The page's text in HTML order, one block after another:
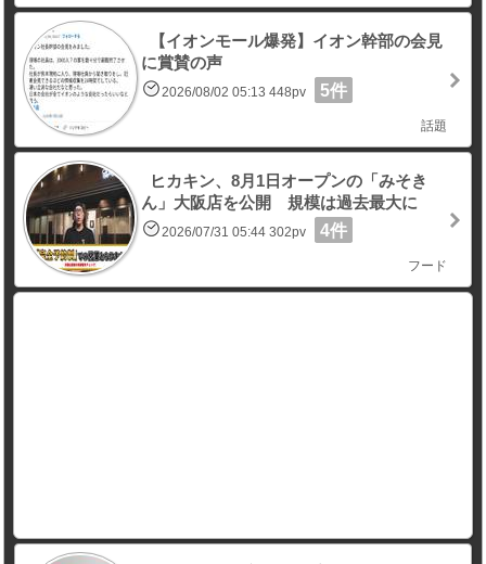
【イオンモール爆発】イオン幹部の会見
に賞賛の声
2026/08/02 05:13 448pv 5件
話題
ヒカキン、8月1日オープンの「みそき
ん」大阪店を公開 規模は過去最大に
2026/07/31 05:44 302pv 4件
フード